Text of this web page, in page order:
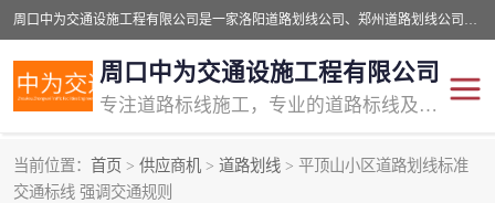
周口中为交通设施工程有限公司是一家洛阳道路划线公司、郑州道路划线公司、平顶山道路车位划线公司、开封车位划线公司、许昌道路车位划线公司、漯河道路车位划线公司，公司始终坚持“诚信、匠心、专注”的宗旨；我们的经营理念是：的服务。
周口中为交通设施工程有限公司
专注道路标线施工，专业的道路标线及交通设施施工服务商!
当前位置： 首页 > 供应商机 > 道路划线 > 平顶山小区道路划线标准
交通标线 强调交通规则
交通道路标线